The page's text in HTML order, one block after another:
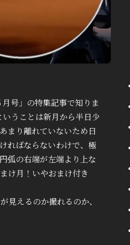
号」の特集記事で知りま
うことは新月から半日少
まり離れていないため日
ればならないわけで、極
弧の右端が左端より上な
け月！いやおまけ付き
えるのか撮れるのか、